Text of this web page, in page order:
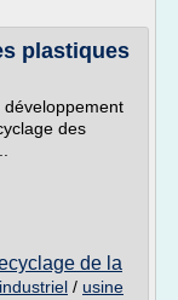
plastiques
développement
des
de la
/ usine